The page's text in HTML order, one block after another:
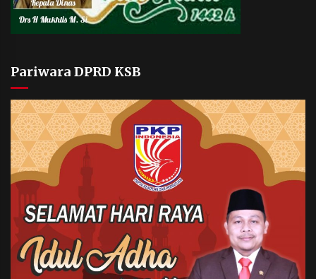
Pariwara DPRD KSB